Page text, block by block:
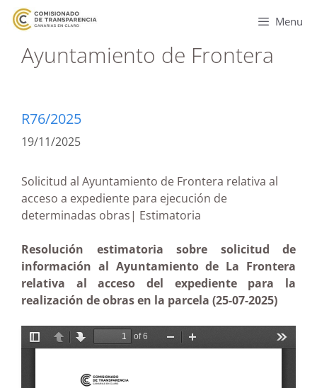
Menu
Ayuntamiento de Frontera
R76/2025
19/11/2025
Solicitud al Ayuntamiento de Frontera relativa al
acceso a expediente para ejecución de
determinadas obras| Estimatoria
Resolución estimatoria sobre solicitud de
información al Ayuntamiento de La Frontera
relativa al acceso del expediente para la
realización de obras en la parcela (25-07-2025)